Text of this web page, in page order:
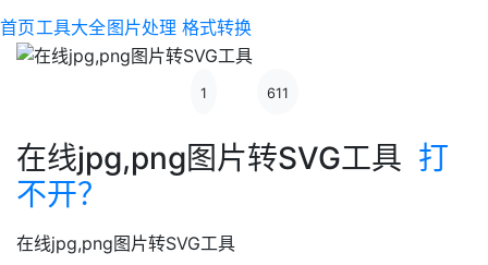
首页工具大全图片处理 格式转换
1 611
在线jpg,png图片转SVG工具 打
不开？
在线jpg,png图片转SVG工具